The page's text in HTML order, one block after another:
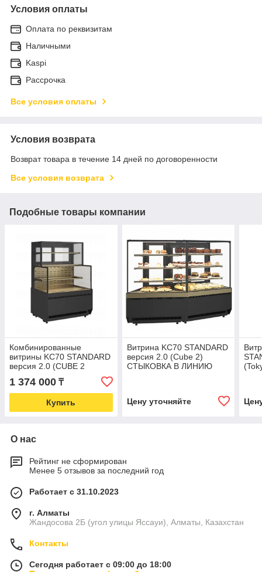
Условия оплаты
Оплата по реквизитам
Наличными
Kaspi
Рассрочка
Все условия оплаты
Условия возврата
Возврат товара в течение 14 дней по договоренности
Все условия возврата
Подобные товары компании
Комбинированные
витрины KC70 STANDARD
версия 2.0 (CUBE 2
COMBI ) ХОЛОД+ХОЛОД
1 374 000 ₸
Купить
Витрина KC70 STANDARD
версия 2.0 (Cube 2)
СТЫКОВКА В ЛИНИЮ
Цену уточняйте
О нас
Рейтинг не сформирован
Менее 5 отзывов за последний год
Работает с 31.10.2023
г. Алматы
Жандосова 2Б (угол улицы Яссауи), Алматы, Казахстан
Контакты
Сегодня работает с 09:00 до 18:00